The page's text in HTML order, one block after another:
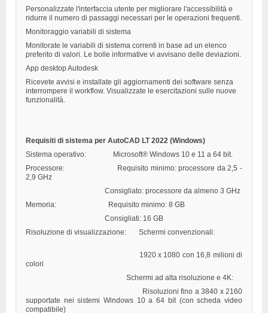
Personalizzate l'interfaccia utente per migliorare l'accessibilità e
ridurre il numero di passaggi necessari per le operazioni frequenti.
Monitoraggio variabili di sistema
Monitorate le variabili di sistema correnti in base ad un elenco
preferito di valori. Le bolle informative vi avvisano delle deviazioni.
App desktop Autodesk
Ricevete avvisi e installate gli aggiornamenti dei software senza
interrompere il workflow. Visualizzate le esercitazioni sulle nuove
funzionalità.
Requisiti di sistema per AutoCAD LT 2022 (Windows)
Sistema operativo: Microsoft® Windows 10 e 11 a 64 bit.
Processore:
Requisito minimo: processore da 2,5 -
2,9 GHz
Consigliato: processore da almeno 3 GHz
Memoria:
Requisito minimo: 8 GB
Consigliati: 16 GB
Risoluzione di visualizzazione:
Schermi convenzionali:
1920 x 1080 con 16,8 milioni di
colori
Schermi ad alta risoluzione e 4K:
Risoluzioni fino a 3840 x 2160
supportate nei sistemi Windows 10 a 64 bit (con scheda video
compatibile)